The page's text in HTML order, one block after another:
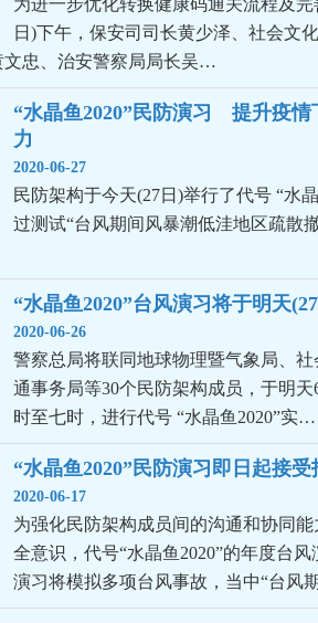
为进一步优化转换健康码通关流程及
日)下午，保安司司长黄少泽、社会文
文忠、治安警察局局长吴…
“水晶鱼2020”民防演习　提升疫
力
2020-06-27
民防架构于今天(27日)举行了代号 “水
过测试“台风期间风暴潮低洼地区疏散
“水晶鱼2020”台风演习将于明天
2020-06-26
警察总局将联同地球物理暨气象局、
通事务局等30个民防架构成员，于明
时至七时，进行代号 “水晶鱼2020”实…
“水晶鱼2020”民防演习即日起接受
2020-06-17
为强化民防架构成员间的沟通和协同
全意识，代号“水晶鱼2020”的年度台风
演习将模拟多项台风事故，当中“台风